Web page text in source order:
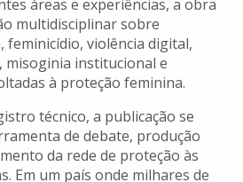
áreas e experiências, a obra
multidisciplinar sobre
feminicídio, violência digital,
misoginia institucional e
à proteção feminina.
técnico, a publicação se
de debate, produção
da rede de proteção às
Em um país onde milhares de